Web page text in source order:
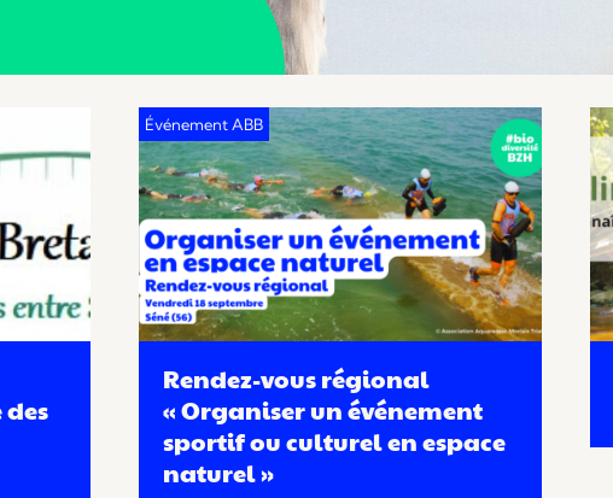
Rendez-vous régional
« Organiser un événement
sportif ou culturel en espace
naturel »